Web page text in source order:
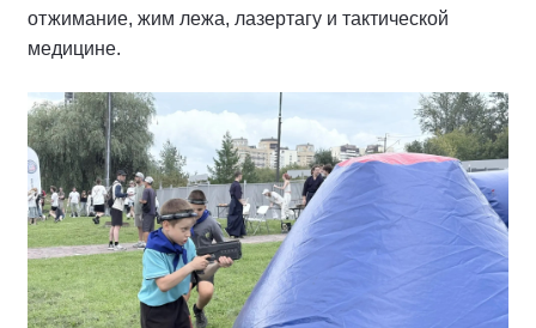
отжимание, жим лежа, лазертагу и тактической
медицине.